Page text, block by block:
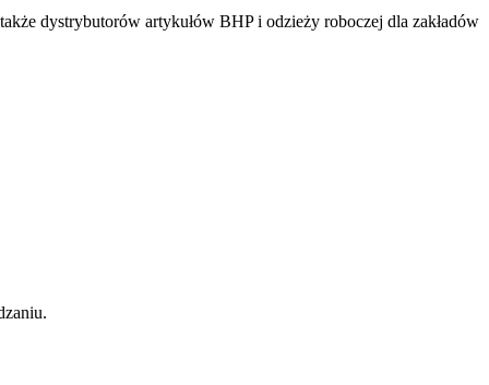
dystrybutorów artykułów BHP i odzieży roboczej dla zakładów